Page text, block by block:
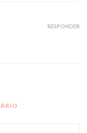
RESPONDER